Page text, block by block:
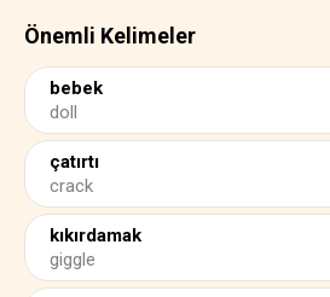
Önemli Kelimeler
bebek
doll
çatırtı
crack
kıkırdamak
giggle